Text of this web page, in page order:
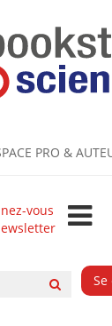
PRO &
vous